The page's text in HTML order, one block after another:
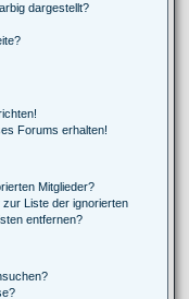
dargestellt?
Forums erhalten!
Mitglieder?
Liste der ignorierten
entfernen?